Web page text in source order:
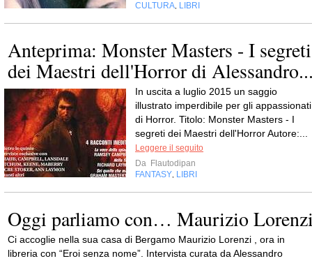
CULTURA LIBRI
Anteprima: Monster Masters - I segreti
dei Maestri dell'Horror di
In uscita a luglio 2015 un saggio
illustrato imperdibile per gli appassionati
di Horror. Titolo: Monster Masters - I
segreti dei Maestri dell'Horror Autore:...
Leggere il seguito
Da Flautodipan
FANTASY LIBRI
Oggi parliamo con… Maurizio
Ci accoglie nella sua casa di Bergamo Maurizio Lorenzi , ora in
libreria con “Eroi senza nome”. Intervista curata da Alessandro